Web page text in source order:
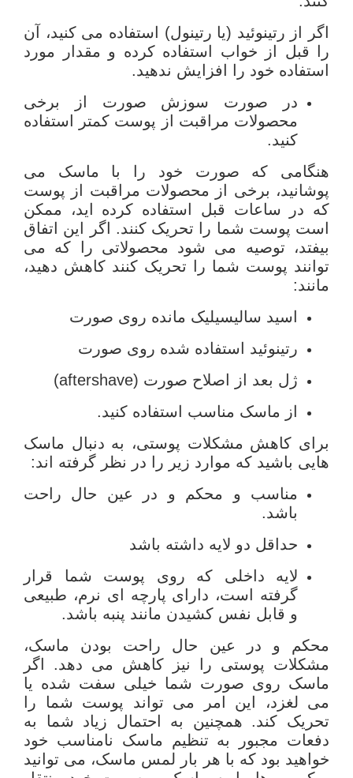
اگر از رتینوئید (یا رتینول) استفاده می کنید، آن
را قبل از خواب استفاده کرده و مقدار مورد
استفاده خود را افزایش ندهید.
در صورت سوزش صورت از برخی
محصولات مراقبت از پوست کمتر استفاده
کنید.
هنگامی که صورت خود را با ماسک می
پوشانید، برخی از محصولات مراقبت از پوست
که در ساعات قبل استفاده کرده اید، ممکن
است پوست شما را تحریک کنند. اگر این اتفاق
بیفتد، توصیه می شود محصولاتی را که می
توانند پوست شما را تحریک کنند کاهش دهید،
مانند:
اسید سالیسیلیک مانده روی صورت
رتینوئید استفاده شده روی صورت
ژل بعد از اصلاح صورت (aftershave)
از ماسک مناسب استفاده کنید.
برای کاهش مشکلات پوستی، به دنبال ماسک
هایی باشید که موارد زیر را در نظر گرفته اند:
مناسب و محکم و در عین حال راحت
باشد.
حداقل دو لایه داشته باشد
لایه داخلی که روی پوست شما قرار
گرفته است، دارای پارچه ای نرم، طبیعی
و قابل نفس کشیدن مانند پنبه باشد.
محکم و در عین حال راحت بودن ماسک،
مشکلات پوستی را نیز کاهش می دهد. اگر
ماسک روی صورت شما خیلی سفت شده یا
می لغزد، این امر می تواند پوست شما را
تحریک کند. همچنین به احتمال زیاد شما به
دفعات مجبور به تنظیم ماسک نامناسب خود
خواهید بود که با هر بار لمس ماسک، می توانید